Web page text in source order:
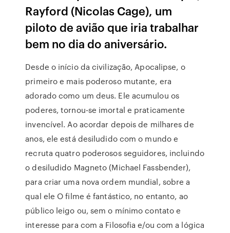
Rayford (Nicolas Cage), um
piloto de avião que iria trabalhar
bem no dia do aniversário.
Desde o início da civilização, Apocalipse, o
primeiro e mais poderoso mutante, era
adorado como um deus. Ele acumulou os
poderes, tornou-se imortal e praticamente
invencível. Ao acordar depois de milhares de
anos, ele está desiludido com o mundo e
recruta quatro poderosos seguidores, incluindo
o desiludido Magneto (Michael Fassbender),
para criar uma nova ordem mundial, sobre a
qual ele O filme é fantástico, no entanto, ao
público leigo ou, sem o mínimo contato e
interesse para com a Filosofia e/ou com a lógica